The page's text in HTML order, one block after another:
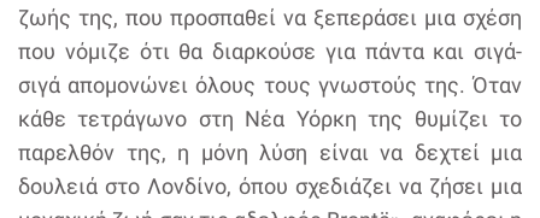
ζωής της, που προσπαθεί να ξεπεράσει μια σχέση
που νόμιζε ότι θα διαρκούσε για πάντα και σιγά-
σιγά απομονώνει όλους τους γνωστούς της. Όταν
κάθε τετράγωνο στη Νέα Υόρκη της θυμίζει το
παρελθόν της, η μόνη λύση είναι να δεχτεί μια
δουλειά στο Λονδίνο, όπου σχεδιάζει να ζήσει μια